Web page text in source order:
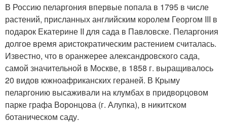
В Россию пеларгония впервые попала в 1795 в числе
растений, присланных английским королем Георгом III в
подарок Екатерине II для сада в Павловске. Пеларгония
долгое время аристократическим растением считалась.
Известно, что в оранжерее александровского сада,
самой значительной в Москве, в 1858 г. выращивалось
20 видов южноафриканских гераней. В Крыму
пеларгонию высаживали на клумбах в придворцовом
парке графа Воронцова (г. Алупка), в никитском
ботаническом саду.